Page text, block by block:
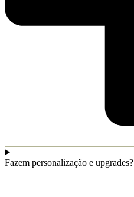
Fazem personalização e upgrades?